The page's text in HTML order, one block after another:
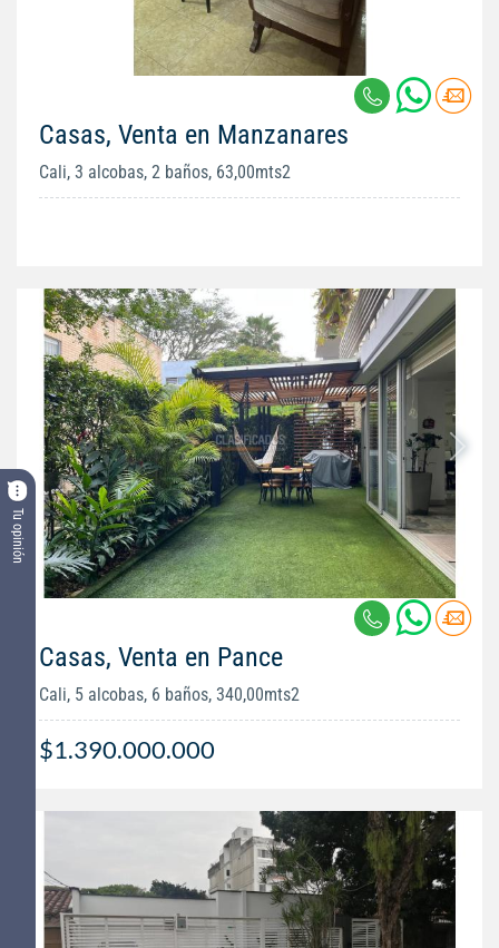
Tu opinión
Casas, Venta en Manzanares
Cali, 3 alcobas, 2 baños, 63,00mts2
Casas, Venta en Pance
Cali, 5 alcobas, 6 baños, 340,00mts2
$1.390.000.000